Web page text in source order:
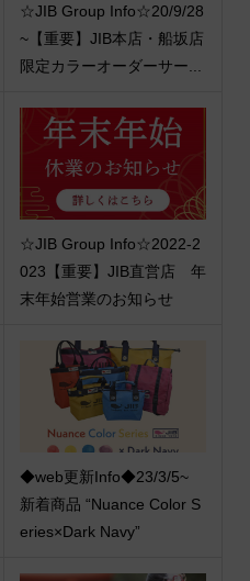
☆JIB Group Info☆20/9/28
~【重要】JIB本店・船坂店
限定カラーオーダーサー...
☆JIB Group Info☆2022-2
023【重要】JIB直営店 年
末年始営業のお知らせ
◆web更新Info◆23/3/5~
新着商品 “Nuance Color S
eries×Dark Navy”